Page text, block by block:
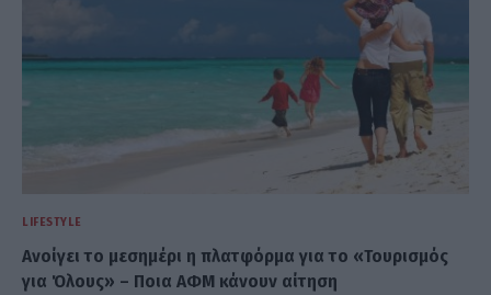
LIFESTYLE
Ανοίγει το μεσημέρι η πλατφόρμα για το «Τουρισμός
για Όλους» – Ποια ΑΦΜ κάνουν αίτηση